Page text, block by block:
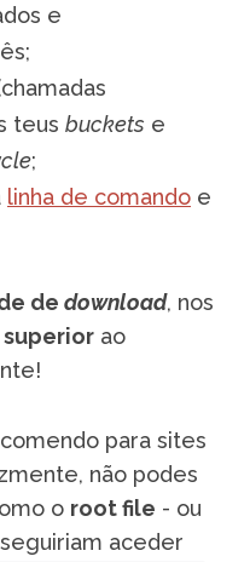
e
teus buckets e
;
linha de comando e
de download, nos
superior ao
para sites
não podes
o root file - ou
aceder